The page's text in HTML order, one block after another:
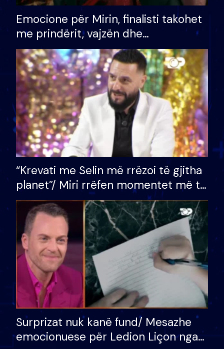
Emocione për Mirin, finalisti takohet
me prindërit, vajzën dhe
bashkëshorten: S’kemi ndonjë letër
divorci apo jo?
“Krevati me Selin më rrëzoi të gjitha
planet”/ Miri rrëfen momentet më të
bukura në shtëpinë e BB VIP: Do më
mungojë zilja e mëngjesit kur…
Surprizat nuk kanë fund/ Mesazhe
emocionuese për Ledion Liçon nga